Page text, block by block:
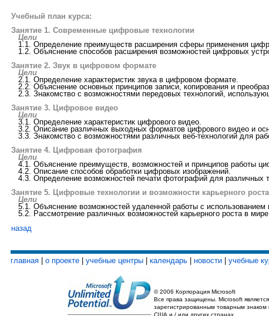
Учебный план курса:
Занятие 1. Современные цифровые технологии
Цели
1.1. Определение преимуществ расширения сферы применения
1.2. Объяснение способов расширения возможностей цифровых
Занятие 2. Звук в цифровом формате
Цели
2.1. Определение характеристик звука в цифровом формате.
2.2. Объяснение основных принципов записи, копирования и
2.3. Знакомство с возможностями передовых технологий,
Занятие 3. Цифровое видео
Цели
3.1. Определение характеристик цифрового видео.
3.2. Описание различных выходных форматов цифрового видео и
3.3. Знакомство с возможностями различных веб-технологий для
Занятие 4. Цифровая фотография
Цели
4.1. Объяснение преимуществ, возможностей и принципов работы
4.2. Описание способов обработки цифровых изображений.
4.3. Определение возможностей печати фотографий для различных
Занятие 5. Цифровые технологии и возможности карьерного роста
Цели
5.1. Объяснение возможностей удаленной работы с использованием
5.2. Рассмотрение различных возможностей карьерного роста в
назад
главная о проекте учебные центры календарь новости учебные
© 2006 Корпорация Microsoft
Все права защищены. Microsoft является
зарегистрированным товарным знаком
США и / или других странах